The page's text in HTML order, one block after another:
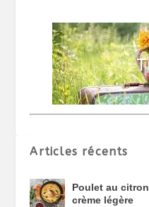
Articles récents
Poulet au
crème légère